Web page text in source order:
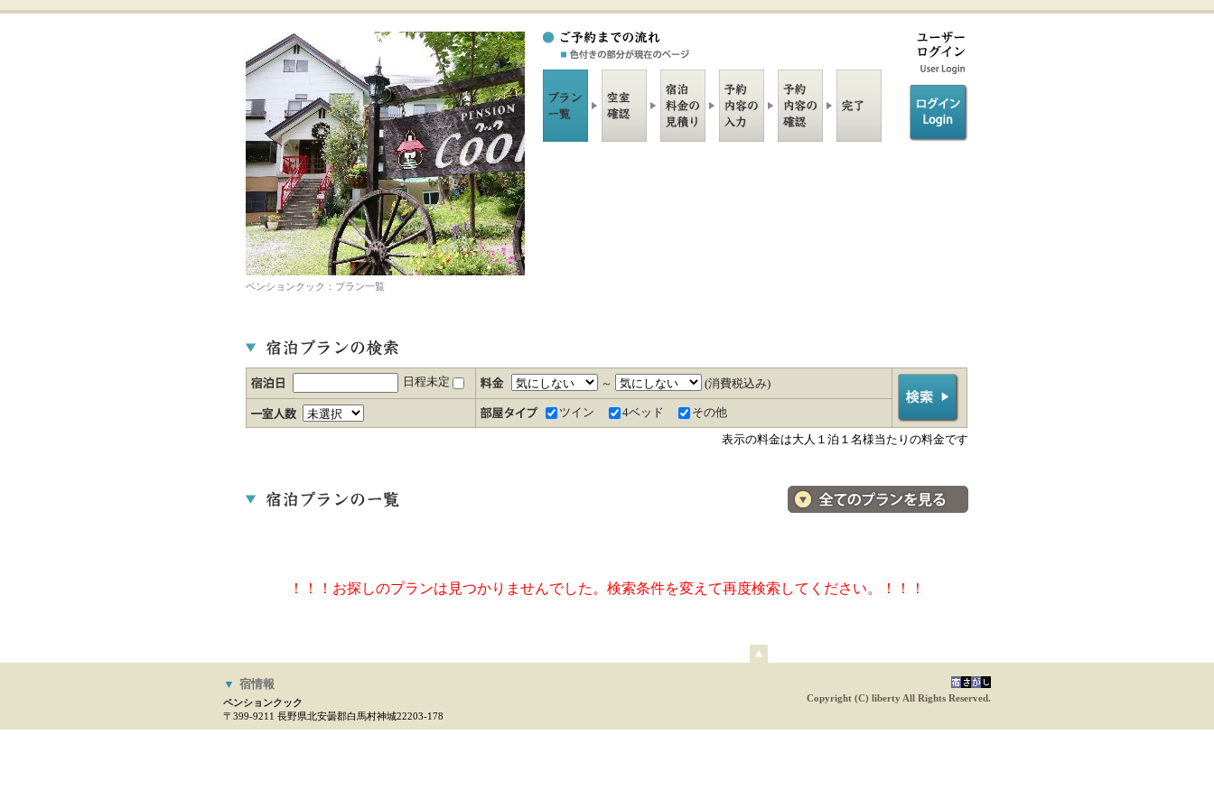
ペンションクック：プラン一覧
日程未定 ～ (消費税込み)
ツイン 4ベッド
その他
表示の料金は大人１泊１名様当たりの料金です
料金・宿泊プラン一覧へ
！！！お探しのプランは見つかりませんでした。検索条件を変えて再度検索してください。！！！
ペ
へ
▼ 宿情報
ペンションクック
〒399-9211 長野県北安曇郡白馬村神城22203-178
Copyright (C) liberty All Rights Reserved.